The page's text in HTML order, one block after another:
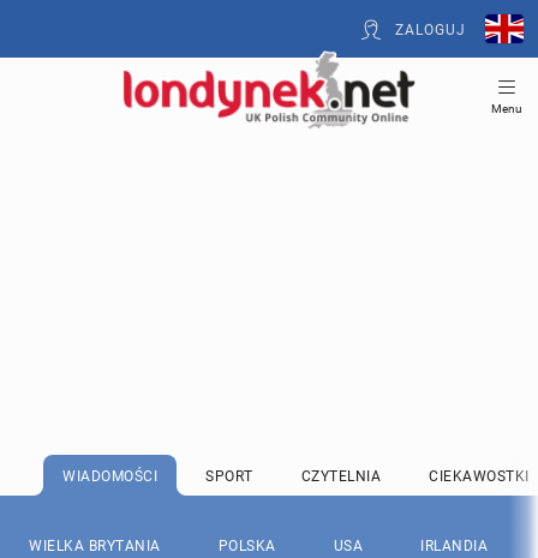
ZALOGUJ
Menu
WIADOMOŚCI SPORT CZYTELNIA CIEKAWOSTKI
WIELKA BRYTANIA POLSKA USA IRLANDIA